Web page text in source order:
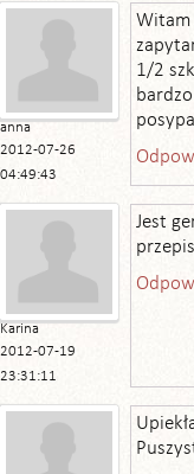
anna
2012-07-26
04:49:43
Witam
1/2
Karina
2012-07-19
23:31:11
Jest